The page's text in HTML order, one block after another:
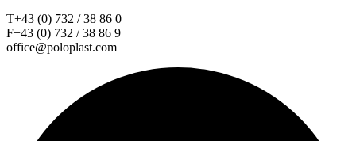
T+43 (0) 732 / 38 86 0
F+43 (0) 732 / 38 86 9
office@poloplast.com